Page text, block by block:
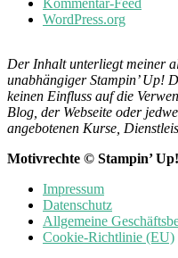
WordPress.org
Der Inhalt unterliegt meiner
unabhängiger Stampin’ Up!
keinen Einfluss auf die
Blog, der Webseite oder
angebotenen Kurse,
Motivrechte © Stampin’
Impressum
Datenschutz
Allgemeine
Cookie-Richtlinie (EU)